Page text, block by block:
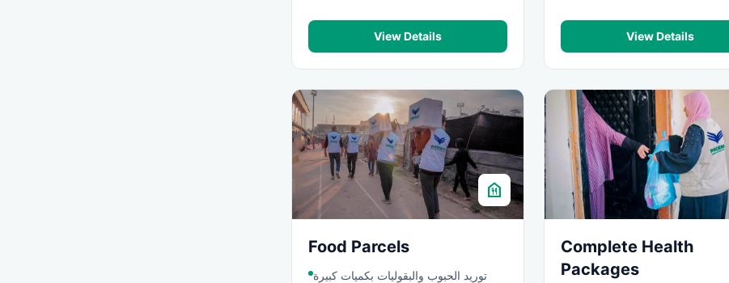
View Details View Details
food_bank
Food Parcels
توريد الحبوب والبقوليات بكميات كبيرة
Complete Health
Packages